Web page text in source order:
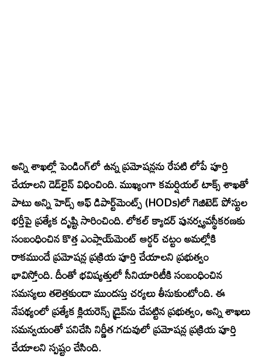
అన్ని శాఖల్లో పెండింగ్‌లో ఉన్న ప్రమోషన్లను రేపటి లోపే పూర్తి
చేయాలని డెడ్‌లైన్ విధించింది. ముఖ్యంగా కమర్షియల్ టాక్స్ శాఖతో
పాటు అన్ని హెడ్స్ ఆఫ్ డిపార్ట్‌మెంట్స్ (HODs)లో గెజిటెడ్ పోస్టుల
భర్తీపై ప్రత్యేక దృష్టి సారించింది. లోకల్ క్యాడర్ పునర్వ్యవస్థీకరణకు
సంబంధించిన కొత్త ఎంప్లాయ్‌మెంట్ ఆర్డర్ చట్టం అమల్లోకి
రాకముందే ప్రమోషన్ల ప్రక్రియ పూర్తి చేయాలని ప్రభుత్వం
భావిస్తోంది. దీంతో భవిష్యత్తులో సీనియారిటీకి సంబంధించిన
సమస్యలు తలెత్తకుండా ముందస్తు చర్యలు తీసుకుంటోంది. ఈ
నేపథ్యంలో ప్రత్యేక క్లియరెన్స్ డ్రైవ్‌ను చేపట్టిన ప్రభుత్వం, అన్ని శాఖలు
సమన్వయంతో పనిచేసి నిర్ణీత గడువులో ప్రమోషన్ల ప్రక్రియ పూర్తి
చేయాలని స్పష్టం చేసింది.